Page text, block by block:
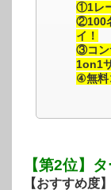
①1レ
②100
イ！
③コン
1on1
④無料
【第2位】
【おすす